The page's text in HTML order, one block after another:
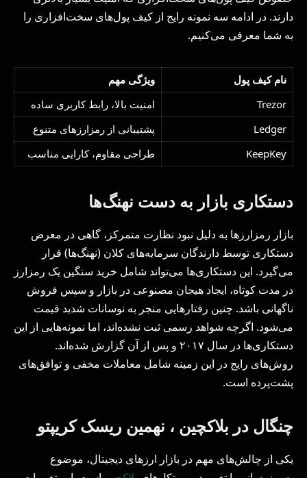
دارند. در ادامه سه نمونه رایج از کیف پول‌های سخت‌افزاری را
به شما معرفی می‌کنیم.
نام کیف پول
ویژگی مهم
Trezor
امنیت بالا، رابط کاربری ساده
Ledger
پشتیبانی از رمزارزهای متنوع
KeepKey
طراحی مقاوم، کارایی مناسب
دستکاری بازار به دست نهنگ‌ها
بازار رمزارزها به دلیل نبود نظارت متمرکز، گاهی در معرض
دستکاری توسط دارندگان سرمایه‌های کلان (نهنگ‌ها) قرار
می‌گیرد. این دستکاری‌ها می‌تواند شامل خرید سنگین یک رمزارز
در مدت کوتاه، ایجاد هیجان مصنوعی در بازار و سپس فروش
ناگهانی باشد. چنین رفتارهایی منجر به نوسانات شدید قیمت
می‌شود. اگرچه شواهد رسمی ثبت نشده‌اند، اما نمونه‌هایی از این
دستکاری‌ها در سال ۲۰۱۷ و پس از آن گزارش شده‌اند.
روش‌های رایج در این زمینه شامل معاملات مخفی و توافق‌های
پشت‌پرده است.
چنگال در بلاکچین ، نهمین ریسک کریپتو
یکی از چالش‌های مهم در بازار ارزهای دیجیتال، موضوع